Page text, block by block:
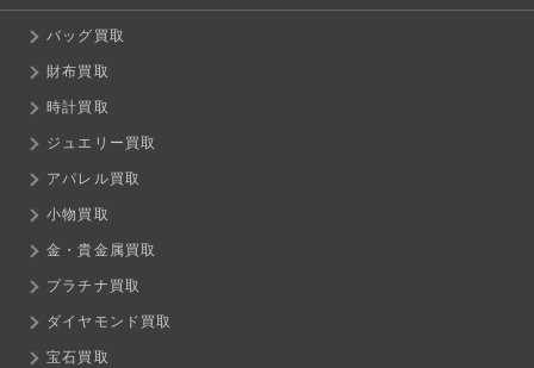
バッグ買取
財布買取
時計買取
ジュエリー買取
アパレル買取
小物買取
金・貴金属買取
プラチナ買取
ダイヤモンド買取
宝石買取